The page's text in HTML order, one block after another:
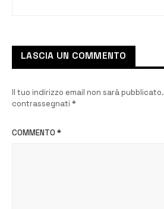
LASCIA UN COMMENTO
Il tuo indirizzo email non sarà pubblicato.
contrassegnati *
COMMENTO *